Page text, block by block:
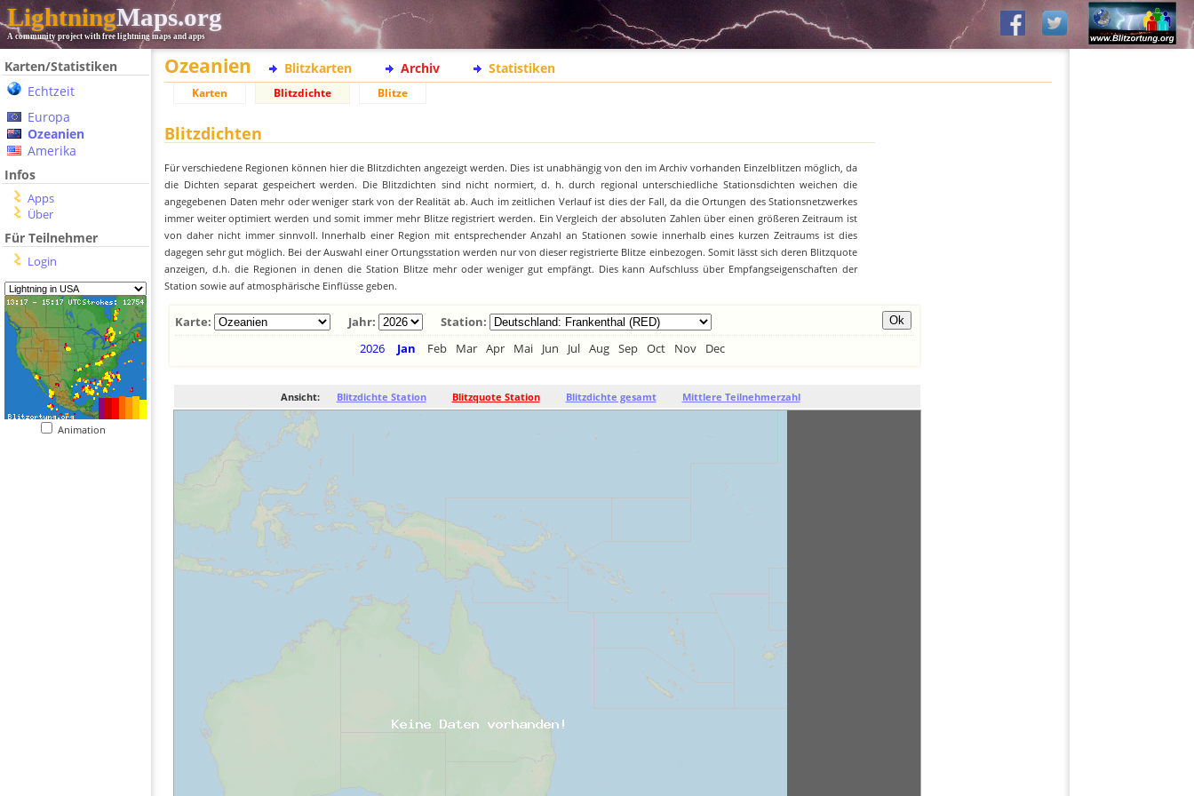
LightningMaps.org
A community project with free lightning maps and apps
Karten/Statistiken
Echtzeit
Europa
Ozeanien
Amerika
Infos
Apps
Über
Für Teilnehmer
Login
Animation
Ozeanien Blitzkarten Archiv Statistiken
Karten Blitzdichte Blitze
Blitzdichten
Für verschiedene Regionen können hier die Blitzdichten angezeigt werden. Dies ist unabhängig von den im Archiv vorhanden Einzelblitzen möglich, da
die Dichten separat gespeichert werden. Die Blitzdichten sind nicht normiert, d. h. durch regional unterschiedliche Stationsdichten weichen die
angegebenen Daten mehr oder weniger stark von der Realität ab. Auch im zeitlichen Verlauf ist dies der Fall, da die Ortungen des Stationsnetzwerkes
immer weiter optimiert werden und somit immer mehr Blitze registriert werden. Ein Vergleich der absoluten Zahlen über einen größeren Zeitraum ist
von daher nicht immer sinnvoll. Innerhalb einer Region mit entsprechender Anzahl an Stationen sowie innerhalb eines kurzen Zeitraums ist dies
dagegen sehr gut möglich. Bei der Auswahl einer Ortungsstation werden nur von dieser registrierte Blitze einbezogen. Somit lässt sich deren Blitzquote
anzeigen, d.h. die Regionen in denen die Station Blitze mehr oder weniger gut empfängt. Dies kann Aufschluss über Empfangseigenschaften der
Station sowie auf atmosphärische Einflüsse geben.
Karte: Jahr:
Station:
2026
Jan Feb Mar Apr Mai Jun Jul Aug Sep Oct Nov Dec
Ansicht: Blitzdichte Station Blitzquote Station Blitzdichte gesamt Mittlere Teilnehmerzahl